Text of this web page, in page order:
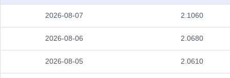
2026-08-07 2.1060
2026-08-06 2.0680
2026-08-05 2.0610